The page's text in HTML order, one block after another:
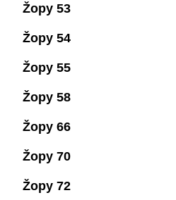
Žopy 53
Žopy 54
Žopy 55
Žopy 58
Žopy 66
Žopy 70
Žopy 72